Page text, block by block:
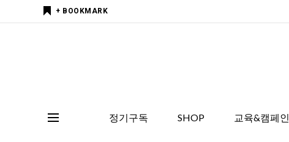
+ BOOKMARK
정기구독 SHOP 교육&캠페인